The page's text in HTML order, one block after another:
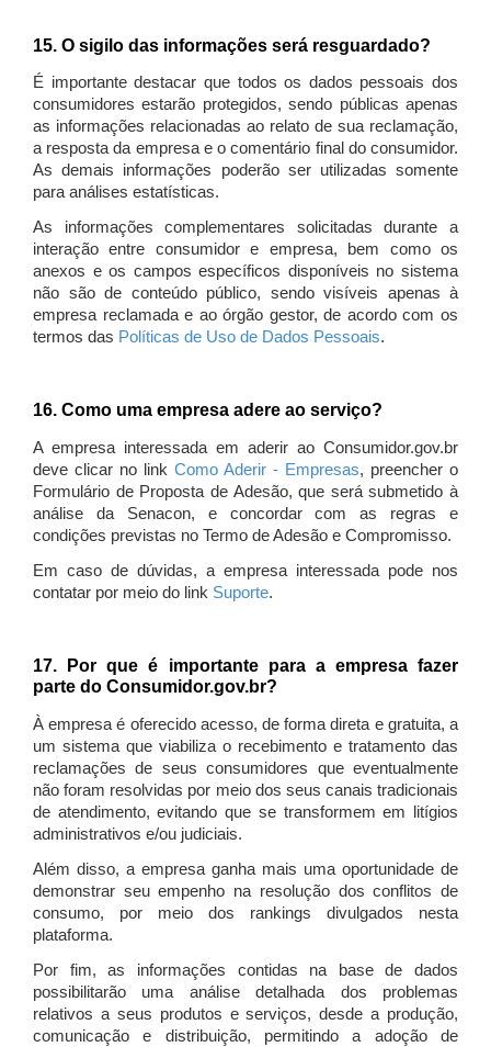
15. O sigilo das informações será resguardado?
É importante destacar que todos os dados pessoais dos
consumidores estarão protegidos, sendo públicas apenas
as informações relacionadas ao relato de sua reclamação,
a resposta da empresa e o comentário final do consumidor.
As demais informações poderão ser utilizadas somente
para análises estatísticas.
As informações complementares solicitadas durante a
interação entre consumidor e empresa, bem como os
anexos e os campos específicos disponíveis no sistema
não são de conteúdo público, sendo visíveis apenas à
empresa reclamada e ao órgão gestor, de acordo com os
termos das Políticas de Uso de Dados Pessoais.
16. Como uma empresa adere ao serviço?
A empresa interessada em aderir ao Consumidor.gov.br
deve clicar no link Como Aderir - Empresas, preencher o
Formulário de Proposta de Adesão, que será submetido à
análise da Senacon, e concordar com as regras e
condições previstas no Termo de Adesão e Compromisso.
Em caso de dúvidas, a empresa interessada pode nos
contatar por meio do link Suporte.
17. Por que é importante para a empresa fazer
parte do Consumidor.gov.br?
À empresa é oferecido acesso, de forma direta e gratuita, a
um sistema que viabiliza o recebimento e tratamento das
reclamações de seus consumidores que eventualmente
não foram resolvidas por meio dos seus canais tradicionais
de atendimento, evitando que se transformem em litígios
administrativos e/ou judiciais.
Além disso, a empresa ganha mais uma oportunidade de
demonstrar seu empenho na resolução dos conflitos de
consumo, por meio dos rankings divulgados nesta
plataforma.
Por fim, as informações contidas na base de dados
possibilitarão uma análise detalhada dos problemas
relativos a seus produtos e serviços, desde a produção,
comunicação e distribuição, permitindo a adoção de